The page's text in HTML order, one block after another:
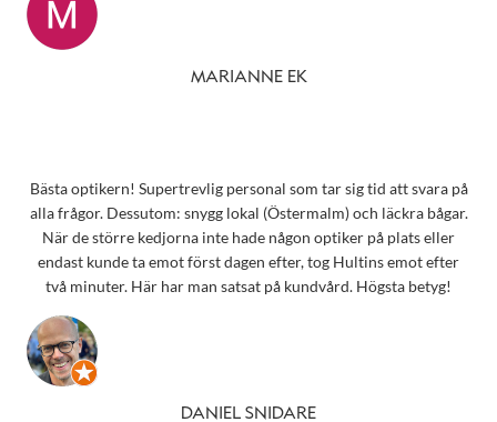
MARIANNE EK
Bästa optikern! Supertrevlig personal som tar sig tid att svara på
alla frågor. Dessutom: snygg lokal (Östermalm) och läckra bågar.
När de större kedjorna inte hade någon optiker på plats eller
endast kunde ta emot först dagen efter, tog Hultins emot efter
två minuter. Här har man satsat på kundvård. Högsta betyg!
DANIEL SNIDARE